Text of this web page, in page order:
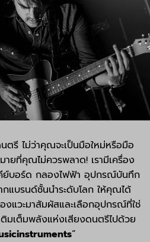
ตรี ไม่ว่าคุณจะเป็นมือใหม่หรือมือ
ายที่คุณไม่ควรพลาด! เรามีเครื่อง
ย์บอร์ด กลองไฟฟ้า อุปกรณ์บันทึก
แบรนด์ชั้นนำระดับโลก ให้คุณได้
งแวะมาสัมผัสและเลือกอุปกรณ์ที่ใช่
มเต็มพลังแห่งเสียงดนตรีไปด้วย
“